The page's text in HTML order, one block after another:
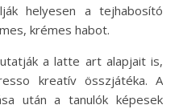
helyesen a tejhabosító
krémes habot.
a latte art alapjait is,
kreatív összjátéka. A
után a tanulók képesek